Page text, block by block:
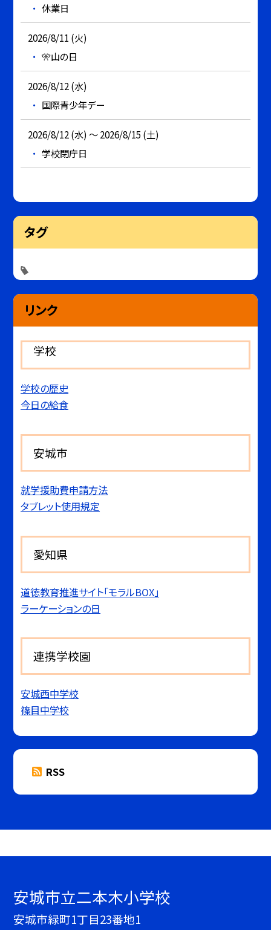
休業日
2026/8/11 (火)
🎌山の日
2026/8/12 (水)
国際青少年デー
2026/8/12 (水) ～ 2026/8/15 (土)
学校閉庁日
タグ
リンク
学校
学校の歴史
今日の給食
安城市
就学援助費申請方法
タブレット使用規定
愛知県
道徳教育推進サイト「モラルBOX」
ラーケーションの日
連携学校園
安城西中学校
篠目中学校
RSS
安城市立二本木小学校
安城市緑町1丁目23番地1